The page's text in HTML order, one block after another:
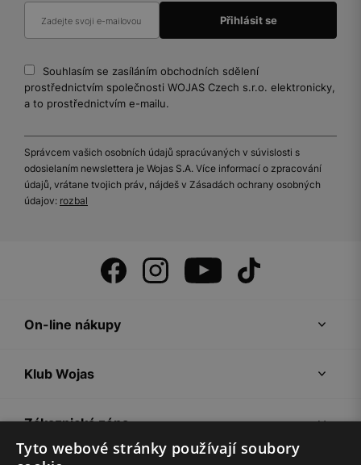
Souhlasím se zasíláním obchodních sdělení
prostřednictvím společnosti WOJAS Czech s.r.o. elektronicky,
a to prostřednictvím e-mailu.
Správcem vašich osobních údajů spracúvaných v súvislosti s
odosielaním newslettera je Wojas S.A. Více informací o zpracování
údajů, vrátane tvojich práv, nájdeš v Zásadách ochrany osobných
údajov: rozbal
On-line nákupy
Klub Wojas
Zákaznická zóna
Tyto webové stránky používají soubory